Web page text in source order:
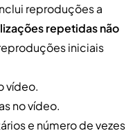
reproduções a
repetidas não
iniciais
vídeo.
no vídeo.
e número de vezes